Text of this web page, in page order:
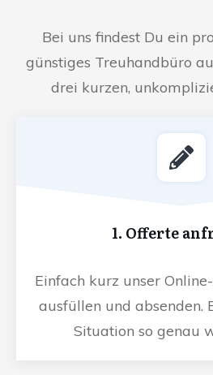
Bei uns findest Du ein
günstiges Treuhandbüro
drei kurzen,
1. Offerte
Einfach kurz unser
ausfüllen und absenden.
Situation so genau